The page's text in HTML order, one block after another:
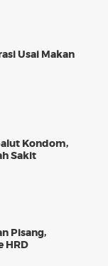
Usai Makan
Kondom,
Sakit
Pisang,
HRD